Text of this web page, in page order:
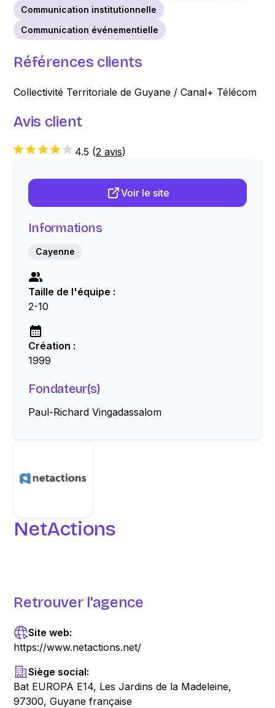
NetActions
Communication institutionnelle
Communication événementielle
Références clients
Collectivité Territoriale de Guyane / Canal+ Télécom
Avis client
4.5 (2 avis)
Voir le site
Informations
Cayenne
Taille de l'équipe :
2-10
Création :
1999
Fondateur(s)
Paul-Richard Vingadassalom
Retrouver l'agence
Site web:
https://www.netactions.net/
Siège social:
Bat EUROPA E14, Les Jardins de la Madeleine,
97300, Guyane française